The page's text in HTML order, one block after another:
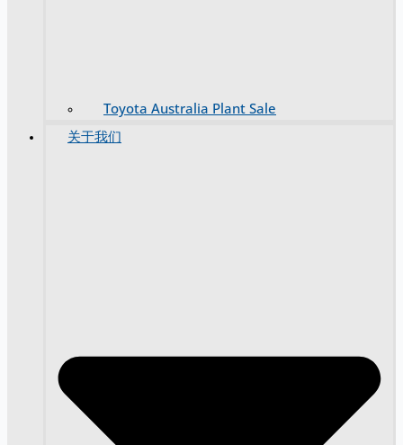
Toyota Australia Plant Sale
关于我们